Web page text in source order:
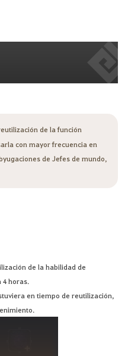
de la función
con mayor frecuencia en
de Jefes de mundo,
de la habilidad de
4 horas.
en tiempo de reutilización,